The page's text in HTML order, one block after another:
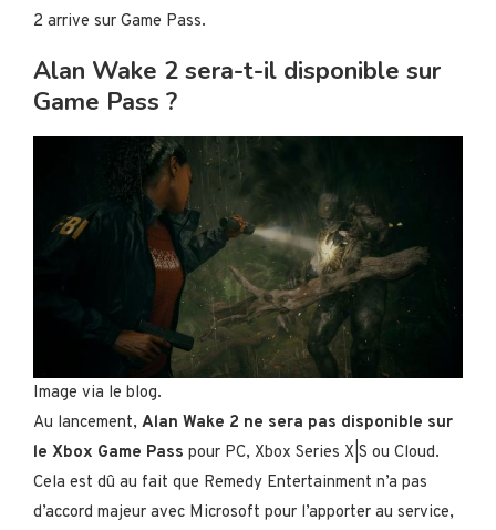
2 arrive sur Game Pass.
Alan Wake 2 sera-t-il disponible sur
Game Pass ?
Image via le blog.
Au lancement, Alan Wake 2 ne sera pas disponible sur
le Xbox Game Pass pour PC, Xbox Series X|S ou Cloud.
Cela est dû au fait que Remedy Entertainment n’a pas
d’accord majeur avec Microsoft pour l’apporter au service,